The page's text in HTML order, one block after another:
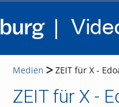
Medien ZEIT für X -
ZEIT für X -